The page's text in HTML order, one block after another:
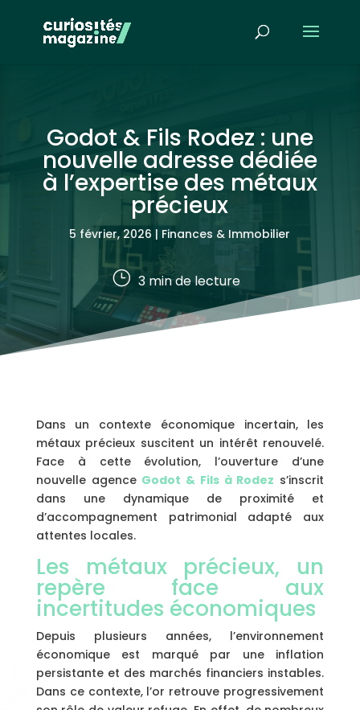
Godot & Fils Rodez : une
nouvelle adresse dédiée
à l’expertise des métaux
précieux
5 février, 2026 | Finances & Immobilier
} 3min de lecture
Dans un contexte économique incertain, les
métaux précieux suscitent un intérêt renouvelé.
Face à cette évolution, l’ouverture d’une
nouvelle agence Godot & Fils à Rodez s’inscrit
dans une dynamique de proximité et
d’accompagnement patrimonial adapté aux
attentes locales.
Les métaux précieux, un
repère face aux
incertitudes économiques
Depuis plusieurs années, l’environnement
économique est marqué par une inflation
persistante et des marchés financiers instables.
Dans ce contexte, l’or retrouve progressivement